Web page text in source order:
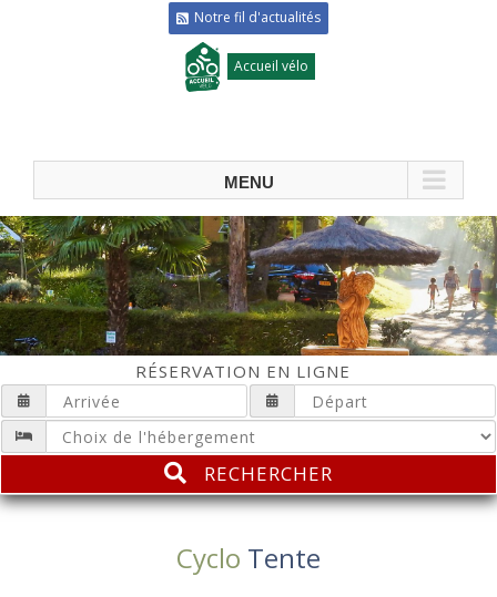
Notre fil d'actualités
Accueil vélo
RÉSERVATION EN LIGNE
RECHERCHER
Cyclo Tente